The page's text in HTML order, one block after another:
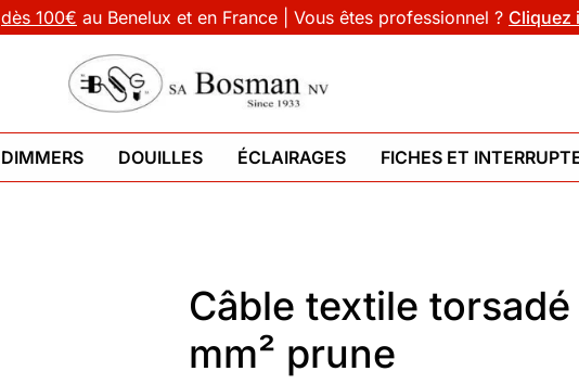
dès 100€ au Benelux et en France | Vous êtes professionnel ? Cliquez
DIMMERS DOUILLES ÉCLAIRAGES FICHES ET
Câble textile
mm² prune